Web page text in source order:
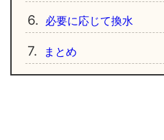
6. 必要に応じて換水
7. まとめ